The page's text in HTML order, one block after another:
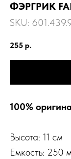
ФЭРГРИК
SKU:
255 р.
100%
Высота: 11 см
Емкость: 250